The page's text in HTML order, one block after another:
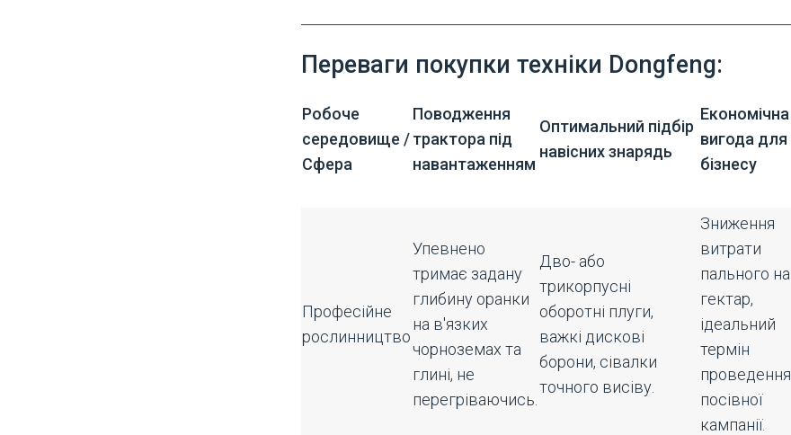
Переваги покупки техніки Dongfeng:
Робоче
середовище /
Сфера
Поводження
трактора під
навантаженням
Оптимальний підбір
навісних знарядь
Економічна
вигода для
бізнесу
Професійне
рослинництво
Упевнено
тримає задану
глибину оранки
на в'язких
чорноземах та
глині, не
перегріваючись.
Дво- або
трикорпусні
оборотні плуги,
важкі дискові
борони, сівалки
точного висіву.
Зниження
витрати
пального на
гектар,
ідеальний
термін
проведення
посівної
кампанії.